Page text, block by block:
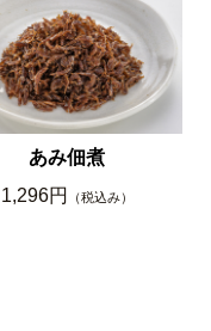
あみ佃煮
1,296円
（税込み）